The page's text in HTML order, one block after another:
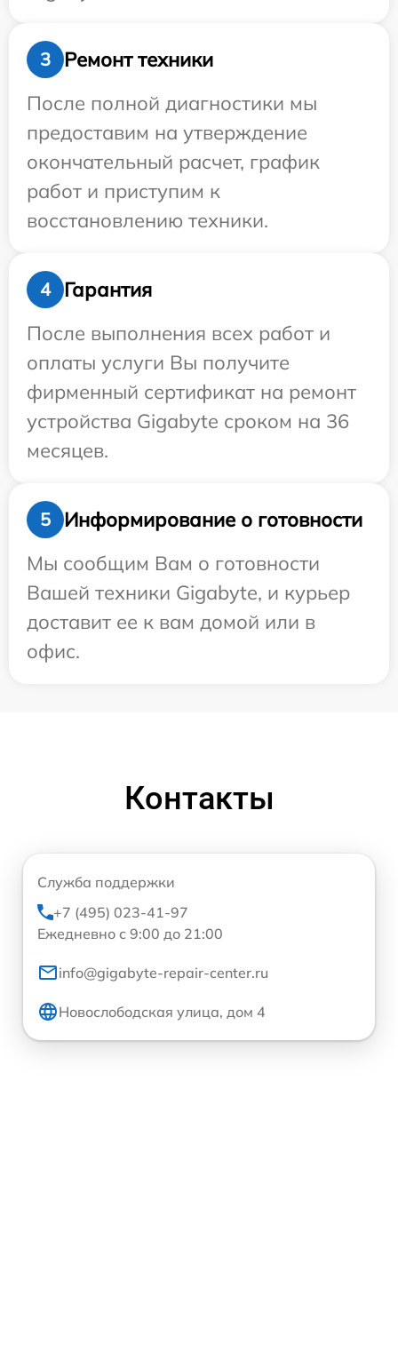
3
Ремонт техники
После полной диагностики мы
предоставим на утверждение
окончательный расчет, график
работ и приступим к
восстановлению техники.
4
Гарантия
После выполнения всех работ и
оплаты услуги Вы получите
фирменный сертификат на ремонт
устройства Gigabyte сроком на 36
месяцев.
5
Информирование о готовности
Мы сообщим Вам о готовности
Вашей техники Gigabyte, и курьер
доставит ее к вам домой или в
офис.
Контакты
Служба поддержки
+7 (495) 023-41-97
Ежедневно с 9:00 до 21:00
info@gigabyte-repair-center.ru
Новослободская улица, дом 4